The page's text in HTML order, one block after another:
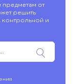
от
решить
контрольной и